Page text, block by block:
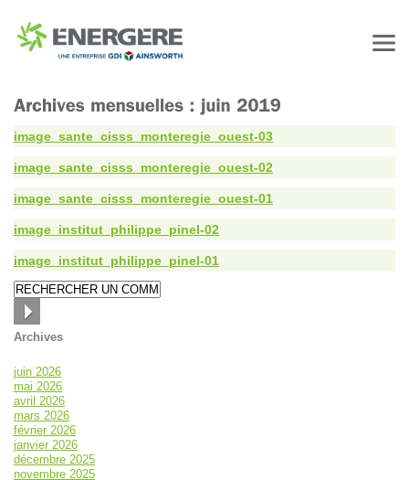
image_sante_cisss_monteregie_ouest-03
image_sante_cisss_monteregie_ouest-02
image_sante_cisss_monteregie_ouest-01
image_institut_philippe_pinel-02
image_institut_philippe_pinel-01
Archives
juin 2026
mai 2026
avril 2026
mars 2026
février 2026
janvier 2026
décembre 2025
novembre 2025